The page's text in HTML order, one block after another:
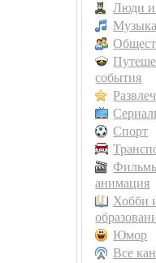
Люди и
Музыка
события
Спорт
анимация
Хобби
Юмор
Все